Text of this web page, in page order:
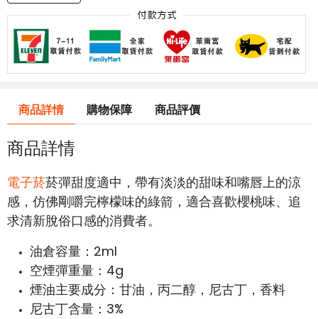
商品詳情 購物保障 商品評價
商品詳情
電子菸菸彈甜度適中，帶有淡淡的甜味和嘴唇上的涼
感，仿佛剛嚼完檸檬味的綠箭，適合喜歡櫻桃味、追
求清新脫俗口感的消費者。
油倉容量：2ml
空煙彈重量：4g
煙油主要成分：甘油，丙二醇，尼古丁，香料
尼古丁含量：3%